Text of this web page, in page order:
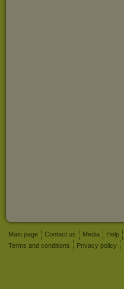
Main page Contact us Media Help
Terms and conditions
Privacy policy